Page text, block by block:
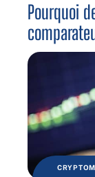
Pourquoi